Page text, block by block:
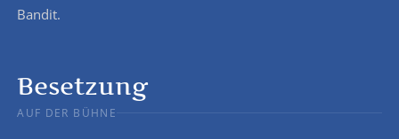
Bandit.
Besetzung
AUF DER BÜHNE